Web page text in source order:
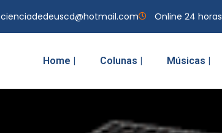
cienciadedeuscd@hotmail.com Online 24 horas
Home | Colunas | Músicas |